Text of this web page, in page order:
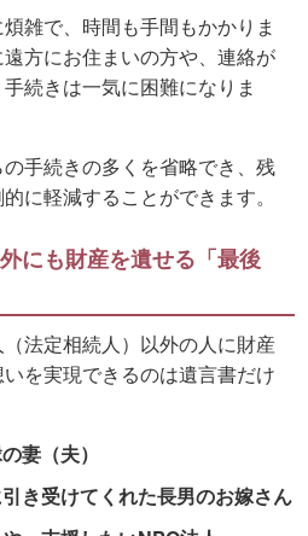
雑で、時間も手間もかかりま
方にお住まいの方や、連絡が
続きは一気に困難になりま
手続きの多くを省略でき、残
に軽減することができます。
にも財産を遺せる「最後
法定相続人）以外の人に財産
を実現できるのは遺言書だけ
妻（夫）
き受けてくれた長男のお嫁さん